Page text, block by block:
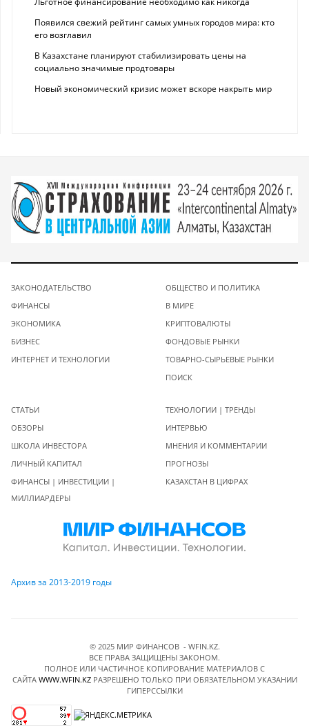
Появился свежий рейтинг самых умных городов мира: кто
его возглавил
В Казахстане планируют стабилизировать цены на
социально значимые продтовары
Новый экономический кризис может вскоре накрыть мир
ЗАКОНОДАТЕЛЬСТВО
ФИНАНСЫ
ЭКОНОМИКА
БИЗНЕС
ИНТЕРНЕТ И ТЕХНОЛОГИИ
ОБЩЕСТВО И ПОЛИТИКА
В МИРЕ
КРИПТОВАЛЮТЫ
ФОНДОВЫЕ РЫНКИ
ТОВАРНО-СЫРЬЕВЫЕ РЫНКИ
ПОИСК
СТАТЬИ
ОБЗОРЫ
ШКОЛА ИНВЕСТОРА
ЛИЧНЫЙ КАПИТАЛ
ФИНАНСЫ | ИНВЕСТИЦИИ |
МИЛЛИАРДЕРЫ
ТЕХНОЛОГИИ | ТРЕНДЫ
ИНТЕРВЬЮ
МНЕНИЯ И КОММЕНТАРИИ
ПРОГНОЗЫ
КАЗАХСТАН В ЦИФРАХ
Архив за 2013-2019 годы
© 2025 МИР ФИНАНСОВ - WFIN.KZ.
ВСЕ ПРАВА ЗАЩИЩЕНЫ ЗАКОНОМ.
ПОЛНОЕ ИЛИ ЧАСТИЧНОЕ КОПИРОВАНИЕ МАТЕРИАЛОВ C
САЙТА WWW.WFIN.KZРАЗРЕШЕНО ТОЛЬКО ПРИ ОБЯЗАТЕЛЬНОМ УКАЗАНИИ
ГИПЕРССЫЛКИ